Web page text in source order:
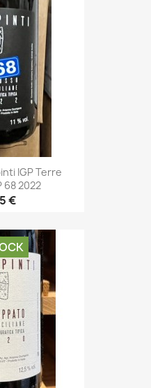
IGP Terre
68 2022
€